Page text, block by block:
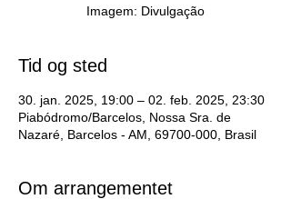
Imagem: Divulgação
Tid og sted
30. jan. 2025, 19:00 – 02. feb. 2025, 23:30
Piabódromo/Barcelos, Nossa Sra. de
Nazaré, Barcelos - AM, 69700-000, Brasil
Om arrangementet